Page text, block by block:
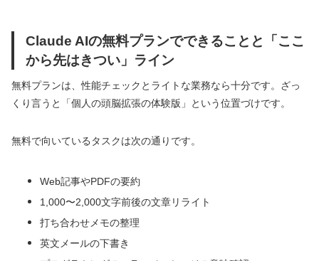
Claude AIの無料プランでできることと「ここ
から先はきつい」ライン
無料プランは、性能チェックとライトな業務なら十分です。ざっ
くり言うと「個人の頭脳拡張の体験版」という位置づけです。
無料で向いているタスクは次の通りです。
Web記事やPDFの要約
1,000〜2,000文字前後の文章リライト
打ち合わせメモの整理
英文メールの下書き